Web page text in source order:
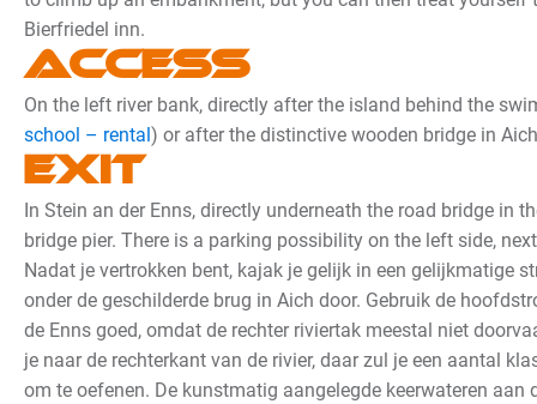
Bierfriedel inn.
Access
On the left river bank, directly after the island behind the
school – rental) or after the distinctive wooden bridge in
Exit
In Stein an der Enns, directly underneath the road bridge in
bridge pier. There is a parking possibility on the left side,
Nadat je vertrokken bent, kajak je gelijk in een gelijkmatige
onder de geschilderde brug in Aich door. Gebruik de
de Enns goed, omdat de rechter riviertak meestal niet
je naar de rechterkant van de rivier, daar zul je een aantal
om te oefenen. De kunstmatig aangelegde keerwateren aan